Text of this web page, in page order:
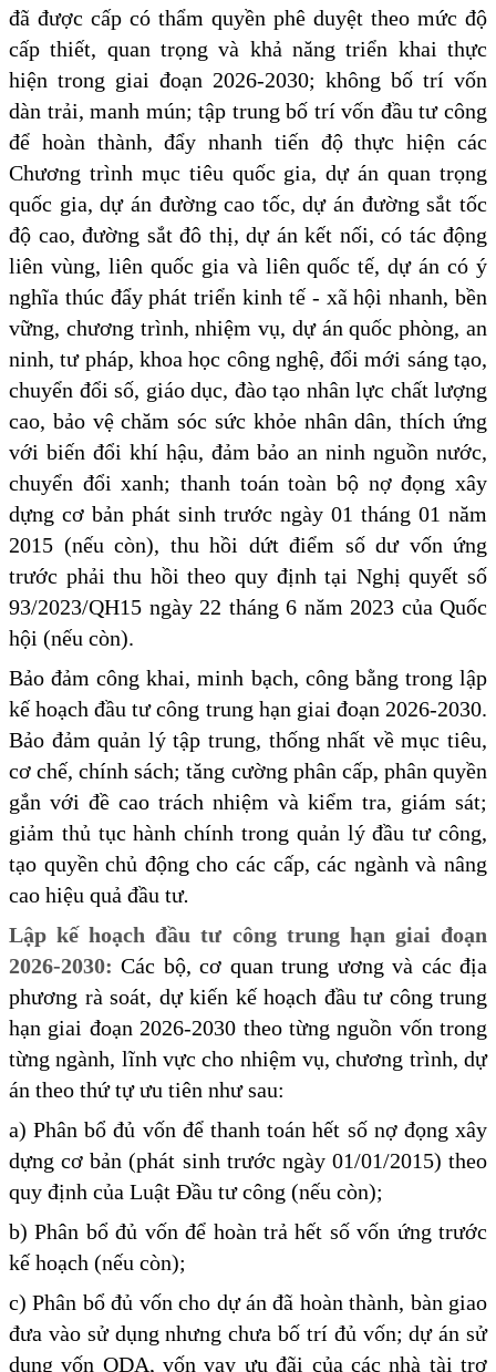
đã được cấp có thẩm quyền phê duyệt theo mức độ
cấp thiết, quan trọng và khả năng triển khai thực
hiện trong giai đoạn 2026-2030; không bố trí vốn
dàn trải, manh mún; tập trung bố trí vốn đầu tư công
để hoàn thành, đẩy nhanh tiến độ thực hiện các
Chương trình mục tiêu quốc gia, dự án quan trọng
quốc gia, dự án đường cao tốc, dự án đường sắt tốc
độ cao, đường sắt đô thị, dự án kết nối, có tác động
liên vùng, liên quốc gia và liên quốc tế, dự án có ý
nghĩa thúc đẩy phát triển kinh tế - xã hội nhanh, bền
vững, chương trình, nhiệm vụ, dự án quốc phòng, an
ninh, tư pháp, khoa học công nghệ, đổi mới sáng tạo,
chuyển đổi số, giáo dục, đào tạo nhân lực chất lượng
cao, bảo vệ chăm sóc sức khỏe nhân dân, thích ứng
với biến đổi khí hậu, đảm bảo an ninh nguồn nước,
chuyển đổi xanh; thanh toán toàn bộ nợ đọng xây
dựng cơ bản phát sinh trước ngày 01 tháng 01 năm
2015 (nếu còn), thu hồi dứt điểm số dư vốn ứng
trước phải thu hồi theo quy định tại Nghị quyết số
93/2023/QH15 ngày 22 tháng 6 năm 2023 của Quốc
hội (nếu còn).
Bảo đảm công khai, minh bạch, công bằng trong lập
kế hoạch đầu tư công trung hạn giai đoạn 2026-2030.
Bảo đảm quản lý tập trung, thống nhất về mục tiêu,
cơ chế, chính sách; tăng cường phân cấp, phân quyền
gắn với đề cao trách nhiệm và kiểm tra, giám sát;
giảm thủ tục hành chính trong quản lý đầu tư công,
tạo quyền chủ động cho các cấp, các ngành và nâng
cao hiệu quả đầu tư.
Lập kế hoạch đầu tư công trung hạn giai đoạn
2026-2030:Các bộ, cơ quan trung ương và các địa
phương rà soát, dự kiến kế hoạch đầu tư công trung
hạn giai đoạn 2026-2030 theo từng nguồn vốn trong
từng ngành, lĩnh vực cho nhiệm vụ, chương trình, dự
án theo thứ tự ưu tiên như sau:
a) Phân bổ đủ vốn để thanh toán hết số nợ đọng xây
dựng cơ bản (phát sinh trước ngày 01/01/2015) theo
quy định của Luật Đầu tư công (nếu còn);
b) Phân bổ đủ vốn để hoàn trả hết số vốn ứng trước
kế hoạch (nếu còn);
c) Phân bổ đủ vốn cho dự án đã hoàn thành, bàn giao
đưa vào sử dụng nhưng chưa bố trí đủ vốn; dự án sử
dụng vốn ODA, vốn vay ưu đãi của các nhà tài trợ